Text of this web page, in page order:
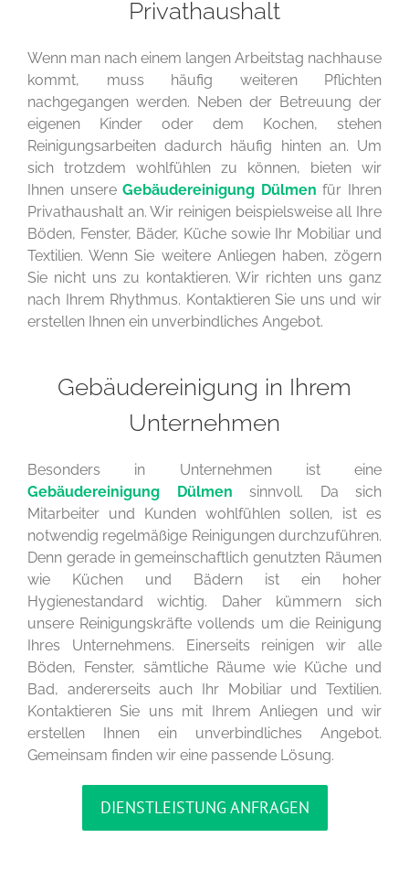
Privathaushalt
Wenn man nach einem langen Arbeitstag nachhause
kommt, muss häufig weiteren Pflichten
nachgegangen werden. Neben der Betreuung der
eigenen Kinder oder dem Kochen, stehen
Reinigungsarbeiten dadurch häufig hinten an. Um
sich trotzdem wohlfühlen zu können, bieten wir
Ihnen unsereGebäudereinigung Dülmen für Ihren
Privathaushalt an. Wir reinigen beispielsweise all Ihre
Böden, Fenster, Bäder, Küche sowie Ihr Mobiliar und
Textilien. Wenn Sie weitere Anliegen haben, zögern
Sie nicht uns zu kontaktieren. Wir richten uns ganz
nach Ihrem Rhythmus. Kontaktieren Sie uns und wir
erstellen Ihnen ein unverbindliches Angebot.
Gebäudereinigung in Ihrem
Unternehmen
Besonders in Unternehmen ist eine
Gebäudereinigung Dülmen sinnvoll. Da sich
Mitarbeiter und Kunden wohlfühlen sollen, ist es
notwendig regelmäßige Reinigungen durchzuführen.
Denn gerade in gemeinschaftlich genutzten Räumen
wie Küchen und Bädern ist ein hoher
Hygienestandard wichtig. Daher kümmern sich
unsere Reinigungskräfte vollends um die Reinigung
Ihres Unternehmens. Einerseits reinigen wir alle
Böden, Fenster, sämtliche Räume wie Küche und
Bad, andererseits auch Ihr Mobiliar und Textilien.
Kontaktieren Sie uns mit Ihrem Anliegen und wir
erstellen Ihnen ein unverbindliches Angebot.
Gemeinsam finden wir eine passende Lösung.
DIENSTLEISTUNG ANFRAGEN